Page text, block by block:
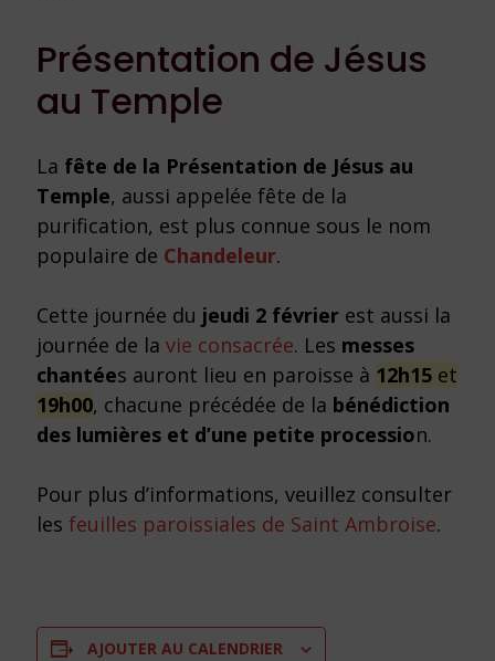
Présentation de Jésus
au Temple
La fête de la Présentation de Jésus au
Temple, aussi appelée fête de la
purification, est plus connue sous le nom
populaire de Chandeleur.
Cette journée du jeudi 2 février est aussi la
journée de lavie consacrée. Les messes
chantées auront lieu en paroisse à 12h15 et
19h00, chacune précédée de la bénédiction
des lumières et d’une petite procession.
Pour plus d’informations, veuillez consulter
lesfeuilles paroissiales de Saint Ambroise.
AJOUTER AU CALENDRIER